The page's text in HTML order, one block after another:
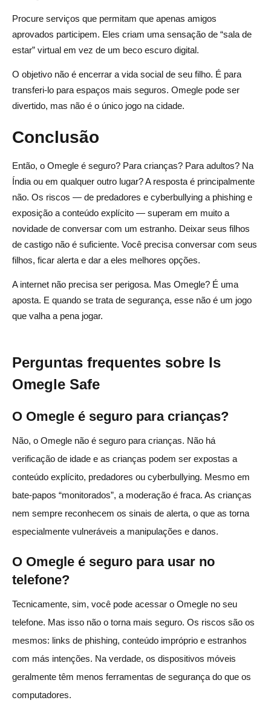
Procure serviços que permitam que apenas amigos
aprovados participem. Eles criam uma sensação de “sala de
estar” virtual em vez de um beco escuro digital.
O objetivo não é encerrar a vida social de seu filho. É para
transferi-lo para espaços mais seguros. Omegle pode ser
divertido, mas não é o único jogo na cidade.
Conclusão
Então, o Omegle é seguro? Para crianças? Para adultos? Na
Índia ou em qualquer outro lugar? A resposta é principalmente
não. Os riscos — de predadores e cyberbullying a phishing e
exposição a conteúdo explícito — superam em muito a
novidade de conversar com um estranho. Deixar seus filhos
de castigo não é suficiente. Você precisa conversar com seus
filhos, ficar alerta e dar a eles melhores opções.
A internet não precisa ser perigosa. Mas Omegle? É uma
aposta. E quando se trata de segurança, esse não é um jogo
que valha a pena jogar.
Perguntas frequentes sobre Is
Omegle Safe
O Omegle é seguro para crianças?
Não, o Omegle não é seguro para crianças. Não há
verificação de idade e as crianças podem ser expostas a
conteúdo explícito, predadores ou cyberbullying. Mesmo em
bate-papos “monitorados”, a moderação é fraca. As crianças
nem sempre reconhecem os sinais de alerta, o que as torna
especialmente vulneráveis a manipulações e danos.
O Omegle é seguro para usar no
telefone?
Tecnicamente, sim, você pode acessar o Omegle no seu
telefone. Mas isso não o torna mais seguro. Os riscos são os
mesmos: links de phishing, conteúdo impróprio e estranhos
com más intenções. Na verdade, os dispositivos móveis
geralmente têm menos ferramentas de segurança do que os
computadores.